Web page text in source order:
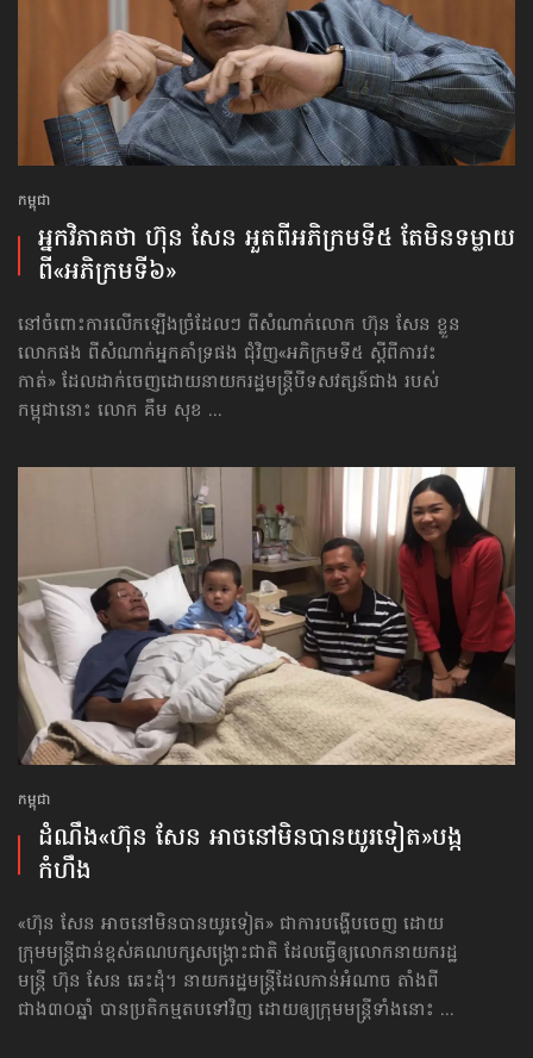
កម្ពុជា
អ្នកវិភាគថា ហ៊ុន សែន អួត​ពីអភិក្រម​ទី៥ តែមិន​ទម្លាយ​
ពី​«អភិ​ក្រម​ទី៦»
នៅចំពោះការលើកឡើងច្រំដែលៗ ពីសំណាក់លោក ហ៊ុន សែន ខ្លួន
លោកផង ពីសំណាក់អ្នកគាំទ្រ​ផង ជុំវិញ«អភិក្រមទី៥ ស្ដីពីការវះ
កាត់» ដែលដាក់ចេញ​ដោយនាយករដ្ឋមន្ត្រីបីទសវត្សន៍ជាង របស់
កម្ពុជានោះ លោក គឹម សុខ ...
កម្ពុជា
ដំណឹង​«ហ៊ុន សែន អាចនៅមិនបានយូរទៀត»​បង្ក
កំហឹង
«ហ៊ុន សែន អាចនៅមិនបានយូរទៀត» ជាការបង្ហើបចេញ ដោយ
ក្រុមមន្ត្រីជាន់ខ្ពស់គណបក្សសង្គ្រោះជាតិ ដែលធ្វើឲ្យលោកនាយករដ្ឋ
មន្ត្រី ហ៊ុន សែន ឆេះដុំ។ នាយករដ្ឋមន្ត្រីដែលកាន់អំណាច តាំងពី
ជាង៣០ឆ្នាំ បានប្រតិកម្ម​តបទៅវិញ ដោយឲ្យក្រុមមន្ត្រីទាំងនោះ ...